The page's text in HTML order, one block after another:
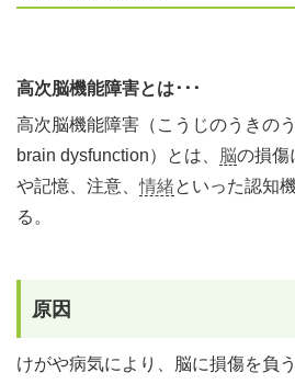
高次脳機能障害とは･･･
高次脳機能障害（こうじのうきの
brain dysfunction）とは、
脳の損傷
や記憶、注意、情緒といった認知
る。
原因
けがや病気により、脳に損傷を負